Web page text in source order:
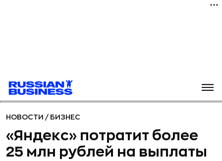
НОВОСТИ / БИЗНЕС
«Яндекс» потратит более
25 млн рублей на выплаты